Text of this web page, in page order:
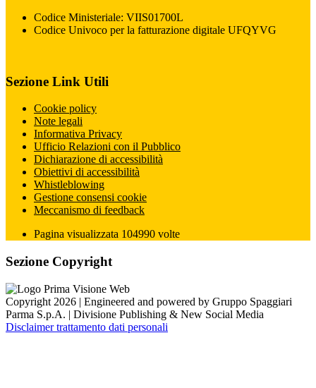
Codice Ministeriale: VIIS01700L
Codice Univoco per la fatturazione digitale UFQYVG
Sezione Link Utili
Cookie policy
Note legali
Informativa Privacy
Ufficio Relazioni con il Pubblico
Dichiarazione di accessibilità
Obiettivi di accessibilità
Whistleblowing
Gestione consensi cookie
Meccanismo di feedback
Pagina visualizzata 104990 volte
Sezione Copyright
Copyright 2026 | Engineered and powered by Gruppo Spaggiari
Parma S.p.A. | Divisione Publishing & New Social Media
Disclaimer trattamento dati personali